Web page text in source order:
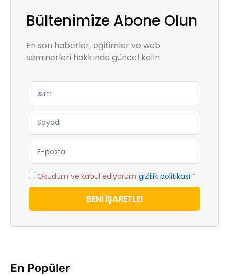
Bültenimize Abone Olun
En son haberler, eğitimler ve web
seminerleri hakkında güncel kalın
Okudum ve kabul ediyorum gizlilik politikası *
BENİ İŞARETLE!
En Popüler